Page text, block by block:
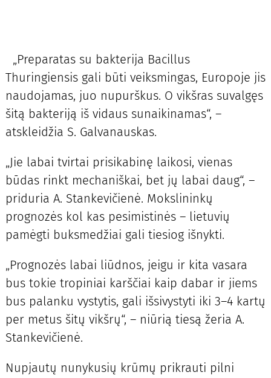
„Preparatas su bakterija Bacillus
Thuringiensis gali būti veiksmingas, Europoje jis
naudojamas, juo nupurškus. O vikšras suvalgęs
šitą bakteriją iš vidaus sunaikinamas“, –
atskleidžia S. Galvanauskas.
„Jie labai tvirtai prisikabinę laikosi, vienas
būdas rinkt mechaniškai, bet jų labai daug“, –
priduria A. Stankevičienė. Mokslininkų
prognozės kol kas pesimistinės – lietuvių
pamėgti buksmedžiai gali tiesiog išnykti.
„Prognozės labai liūdnos, jeigu ir kita vasara
bus tokie tropiniai karščiai kaip dabar ir jiems
bus palanku vystytis, gali išsivystyti iki 3–4 kartų
per metus šitų vikšrų“, – niūrią tiesą žeria A.
Stankevičienė.
Nupjautų nunykusių krūmų prikrauti pilni